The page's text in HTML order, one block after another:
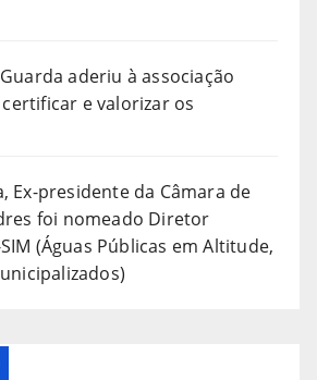
aderiu à associação
certificar e valorizar os
Ex-presidente da Câmara de
foi nomeado Diretor
(Águas Públicas em Altitude,